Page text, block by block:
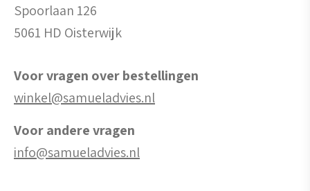
Spoorlaan 126
5061 HD Oisterwijk
Voor vragen over bestellingen
winkel@samueladvies.nl
Voor andere vragen
info@samueladvies.nl